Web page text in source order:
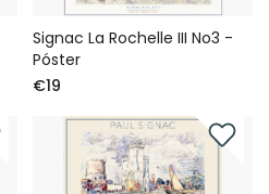
Signac La Rochelle III No3 -
Póster
€19